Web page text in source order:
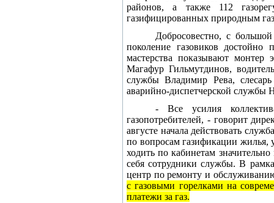
районов, а также 112
газифицированных природным
Добросовестно, с
поколение газовиков достойно
мастерства показывают монтер
Магафур Гильмутдинов,
службы Владимир Рева,
аварийно-диспетчерской службы
- Все усилия
газопотребителей, - говорит
августе начала действовать
по вопросам газификации жилья,
ходить по кабинетам
себя сотрудники службы. В
центр по ремонту и
с газовыми горелками на
платежи за газ.